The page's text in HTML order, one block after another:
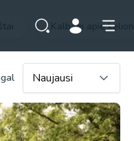
Kalbam apie